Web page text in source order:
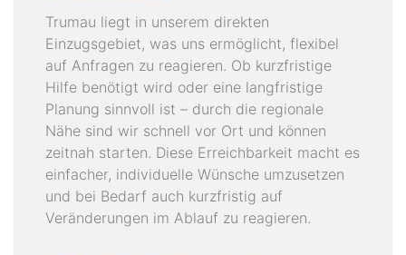
Trumau liegt in unserem direkten
Einzugsgebiet, was uns ermöglicht, flexibel
auf Anfragen zu reagieren. Ob kurzfristige
Hilfe benötigt wird oder eine langfristige
Planung sinnvoll ist – durch die regionale
Nähe sind wir schnell vor Ort und können
zeitnah starten. Diese Erreichbarkeit macht es
einfacher, individuelle Wünsche umzusetzen
und bei Bedarf auch kurzfristig auf
Veränderungen im Ablauf zu reagieren.